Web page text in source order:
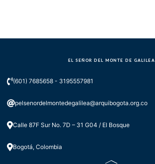
EL SEÑOR DEL MONTE DE GALILEA
(601) 7685658 - 3195557981
pelsenordelmontedegalilea@arquibogota.org.co
Calle 87F Sur No. 7D – 31 G04 / El Bosque
Bogotá, Colombia